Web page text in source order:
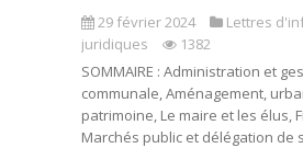
29 février 2024
Lettres
juridiques
1382
SOMMAIRE : Administration et
communale, Aménagement,
patrimoine, Le maire et les élus,
Marchés public et délégation de